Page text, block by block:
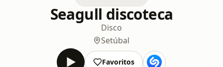
Seagull discoteca
Disco
Setúbal
Favoritos